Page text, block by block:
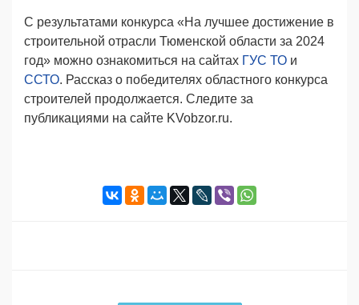
С результатами конкурса «На лучшее достижение в
строительной отрасли Тюменской области за 2024
год» можно ознакомиться на сайтах ГУС ТО и
ССТО. Рассказ о победителях областного конкурса
строителей продолжается. Следите за
публикациями на сайте KVobzor.ru.